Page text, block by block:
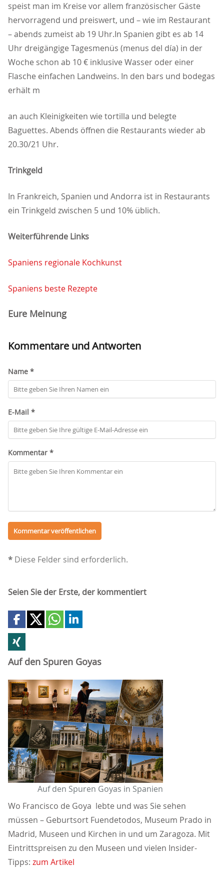
speist man im Kreise vor allem französischer Gäste
hervorragend und preiswert, und – wie im Restaurant
– abends zumeist ab 19 Uhr.In Spanien gibt es ab 14
Uhr dreigängige Tagesmenüs (menus del día) in der
Woche schon ab 10 € inklusive Wasser oder einer
Flasche einfachen Landweins. In den bars und bodegas
erhält m
an auch Kleinigkeiten wie tortilla und belegte
Baguettes. Abends öffnen die Restaurants wieder ab
20.30/21 Uhr.
Trinkgeld
In Frankreich, Spanien und Andorra ist in Restaurants
ein Trinkgeld zwischen 5 und 10% üblich.
Weiterführende Links
Spaniens regionale Kochkunst
Spaniens beste Rezepte
Eure Meinung
Kommentare und Antworten
Name *
E-Mail *
Kommentar *
* Diese Felder sind erforderlich.
Seien Sie der Erste, der kommentiert
Auf den Spuren Goyas
Auf den Spuren Goyas in Spanien
Wo Francisco de Goya lebte und was Sie sehen
müssen – Geburtsort Fuendetodos, Museum Prado in
Madrid, Museen und Kirchen in und um Zaragoza. Mit
Eintrittspreisen zu den Museen und vielen Insider-
Tipps: zum Artikel